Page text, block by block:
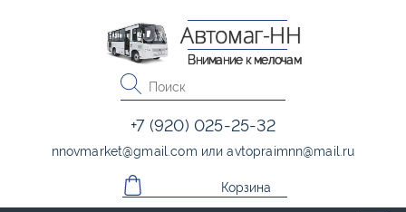
Автомаг-НН
Внимание к мелочам
+7 (920) 025-25-32
nnovmarket@gmail.com илиavtopraimnn@mail.ru
Корзина